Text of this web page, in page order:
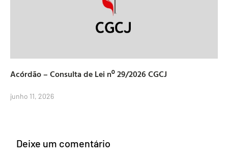
Acórdão – Consulta de Lei nº 29/2026 CGCJ
junho 11, 2026
Deixe um comentário